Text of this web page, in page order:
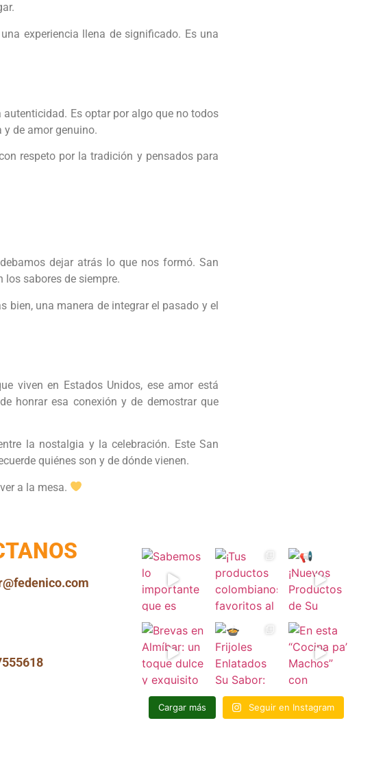
experiencia llena de significado. Es una
Es optar por algo que no todos
de amor genuino.
respeto por la tradición y pensados para
dejar atrás lo que nos formó. San
los sabores de siempre.
bien, una manera de integrar el pasado y el
viven en Estados Unidos, ese amor está
honrar esa conexión y de demostrar que
la nostalgia y la celebración. Este San
quiénes son y de dónde vienen.
a la mesa.
Cargar más Seguir en Instagram